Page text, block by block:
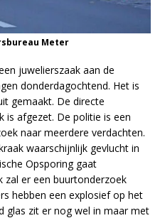
Meter
juwelierszaak aan de
donderdagochtend. Het is
gemaakt. De directe
is afgezet. De politie is een
naar meerdere verdachten.
waarschijnlijk gevlucht in
Opsporing gaat
er een buurtonderzoek
hebben een explosief op het
glas zit er nog wel in maar met